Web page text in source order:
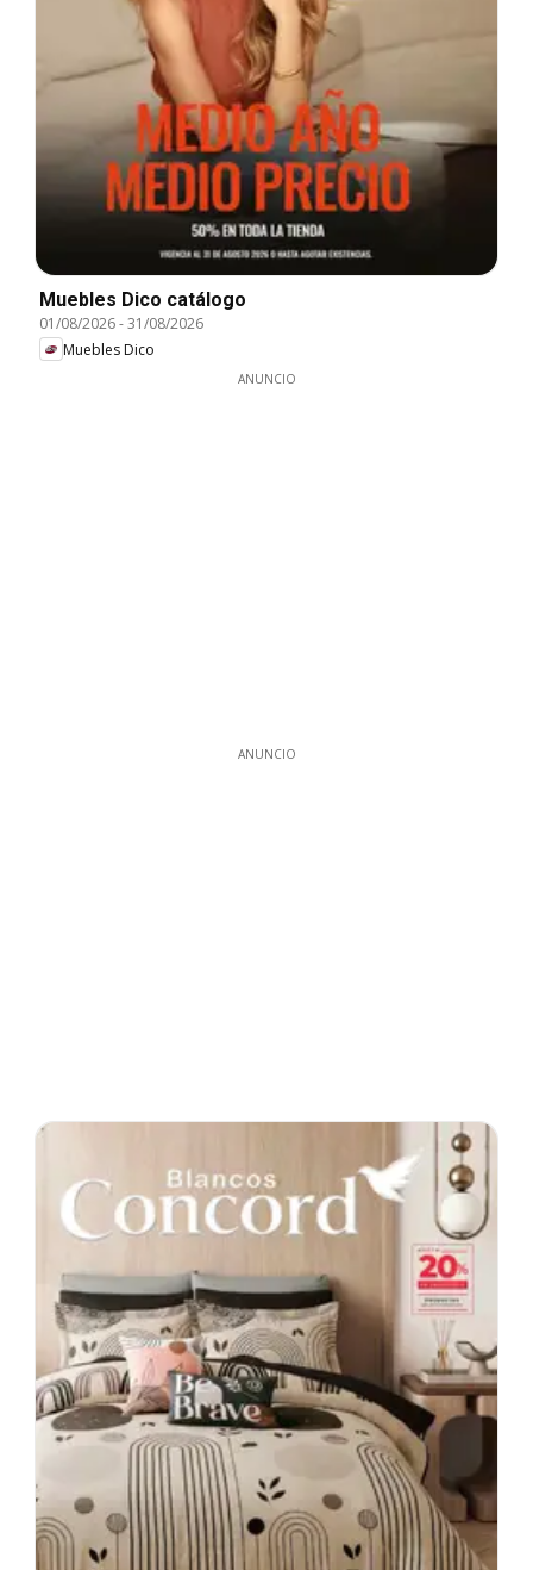
Muebles Dico catálogo
01/08/2026-31/08/2026
Muebles Dico
ANUNCIO
ANUNCIO